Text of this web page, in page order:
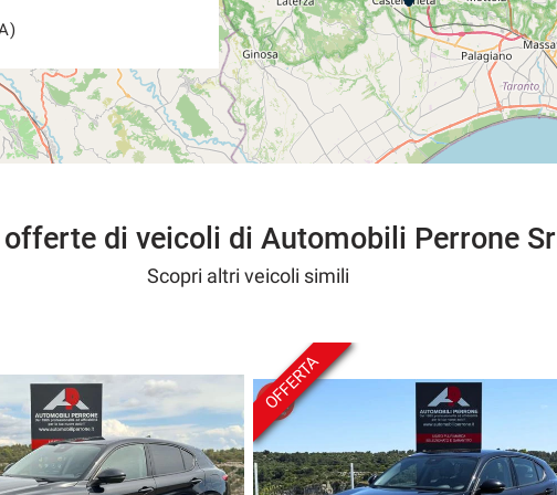
di veicoli di Automobili Perrone Srl
Scopri altri veicoli simili
OFFERTA